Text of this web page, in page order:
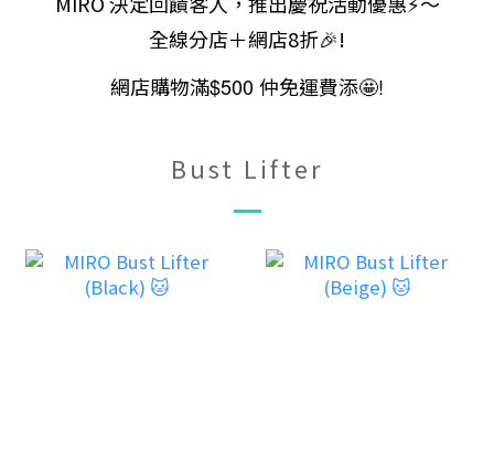
全線分店＋網店8折🎉!
網店購物滿$500仲免運費添🤩!
Bust Lifter